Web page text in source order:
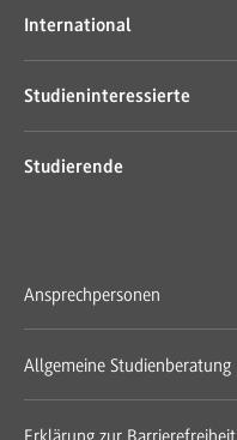
International
Studieninteressierte
Studierende
Ansprechpersonen
Allgemeine Studienberatung